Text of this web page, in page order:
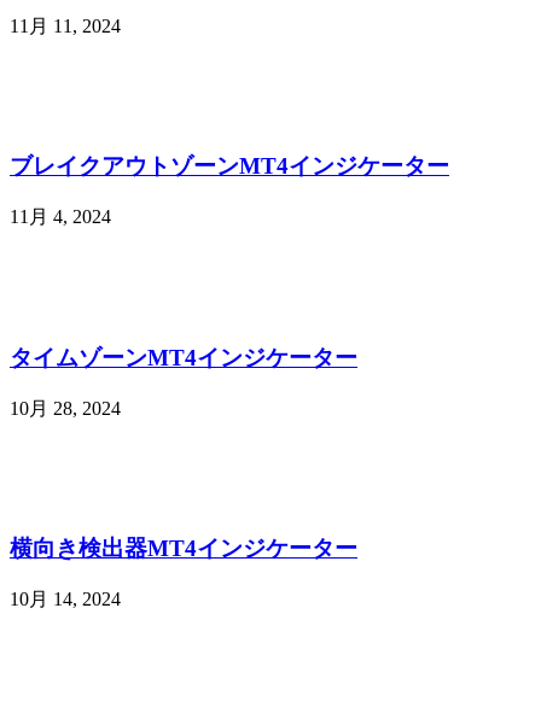
11月 11, 2024
ブレイクアウトゾーンMT4インジケーター
11月 4, 2024
タイムゾーンMT4インジケーター
10月 28, 2024
横向き検出器MT4インジケーター
10月 14, 2024